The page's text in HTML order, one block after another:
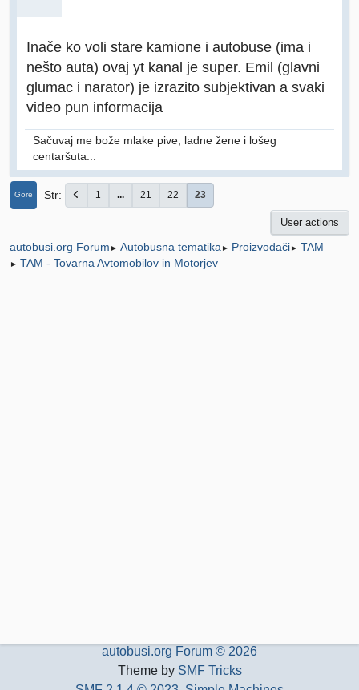
Inače ko voli stare kamione i autobuse (ima i
nešto auta) ovaj yt kanal je super. Emil (glavni
glumac i narator) je izrazito subjektivan a svaki
video pun informacija
Sačuvaj me bože mlake pive, ladne žene i lošeg
centaršuta...
Gore Str 1 ... 21 22 23
User actions
autobusi.org Forum ► Autobusna tematika ► Proizvođači► TAM
► TAM - Tovarna Avtomobilov in Motorjev
autobusi.org Forum © 2026
Theme by SMF Tricks